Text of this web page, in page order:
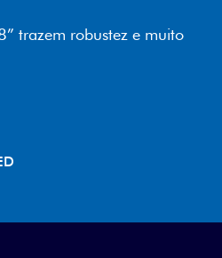
maior durabilidade e mais